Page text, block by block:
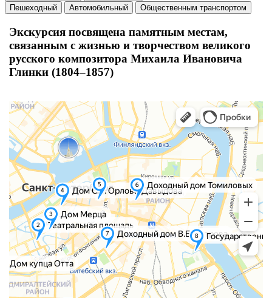
Пешеходный Автомобильный Общественным транспортом
Экскурсия посвящена памятным местам,
связанным с жизнью и творчеством великого
русского композитора Михаила Ивановича
Глинки (1804–1857)